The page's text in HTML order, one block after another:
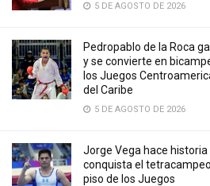
5 DE AGOSTO DE 2026
Pedropablo de la Roca
y se convierte en
los Juegos
del Caribe
5 DE AGOSTO DE 2026
Jorge Vega hace historia
conquista el
piso de los Juegos